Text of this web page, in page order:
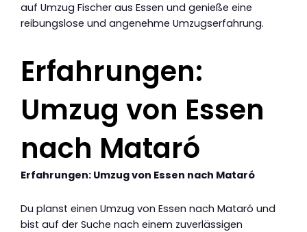
auf Umzug Fischer aus Essen und genieße eine
reibungslose und angenehme Umzugserfahrung.
Erfahrungen:
Umzug von Essen
nach Mataró
Erfahrungen: Umzug von Essen nach Mataró
Du planst einen Umzug von Essen nach Mataró und
bist auf der Suche nach einem zuverlässigen